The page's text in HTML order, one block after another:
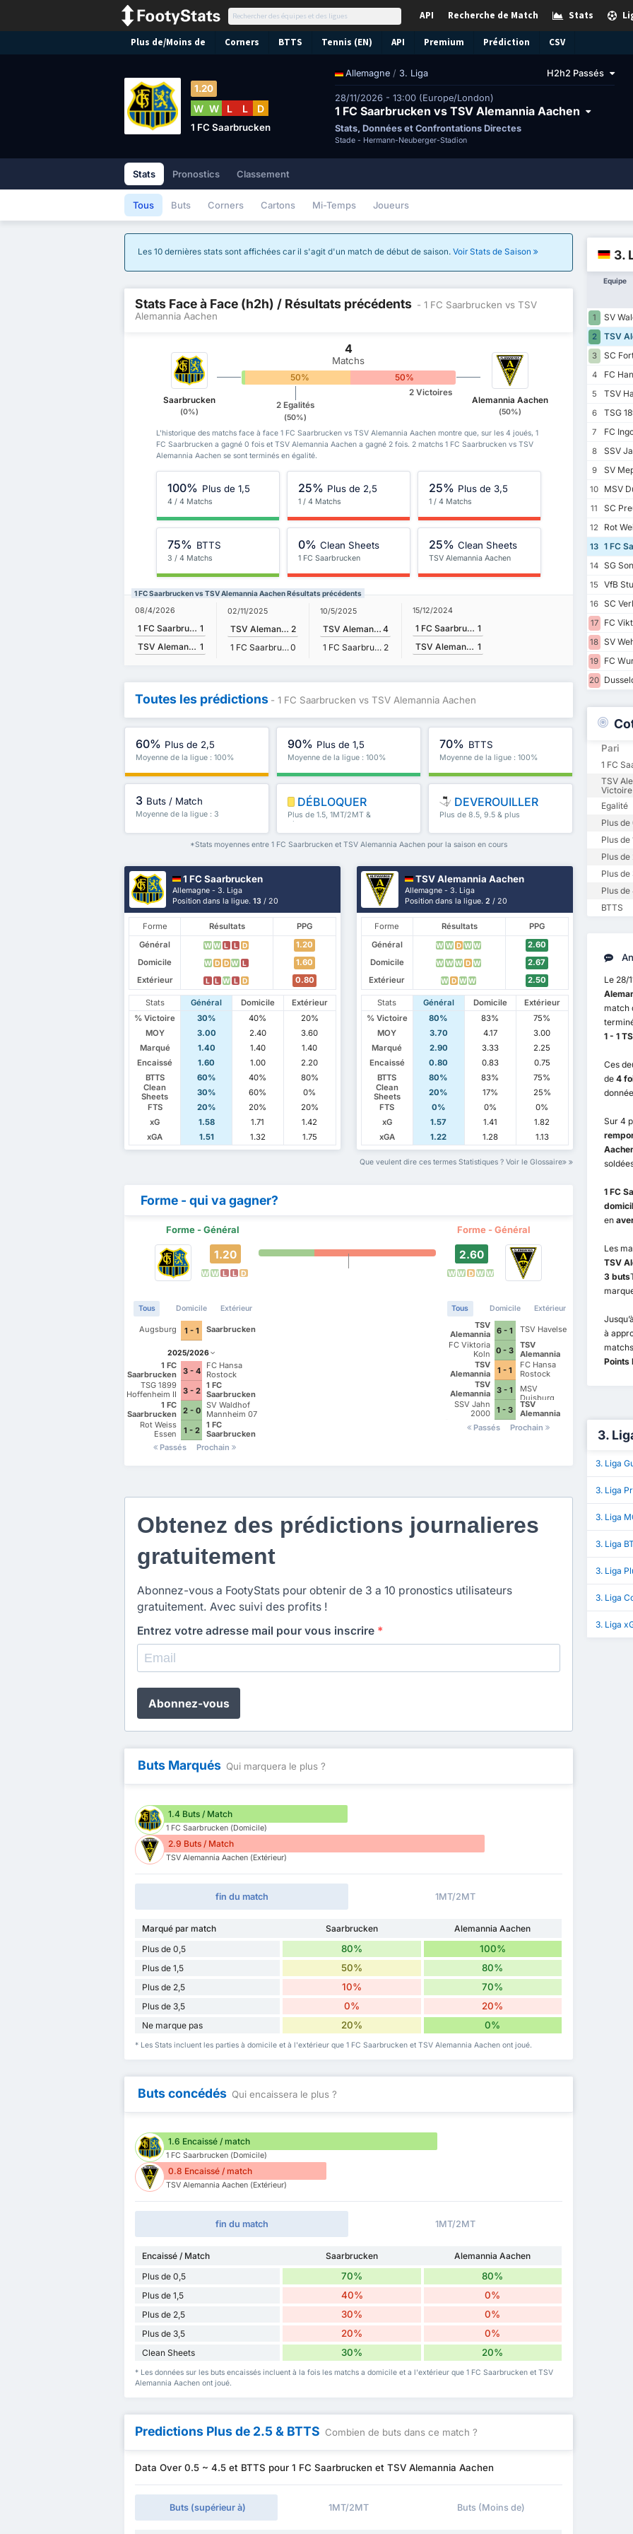
Stats
Recherche de Match
API
Plus de/Moins de Corners BTTS Tennis (EN) API Premium Prédiction CSV
Allemagne / 3. Liga H2h2 Passés
28/11/2026 - 13:00 (Europe/London)
1 FC Saarbrucken vs TSV Alemannia Aachen
Stats, Données et Confrontations Directes
Stade - Hermann-Neuberger-Stadion
1.20
W W L L D
1 FC Saarbrucken
Stats Pronostics Classement
Tous Buts Corners Cartons Mi-Temps Joueurs
Les 10 dernières stats sont affichées car il s'agit d'un match de début de saison. Voir Stats de Saison
Stats Face à Face (h2h) / Résultats précédents - 1 FC Saarbrucken vs TSV
Alemannia Aachen
Saarbrucken
(0%)
4
Matchs
50% 50%
2 Egalités
(50%)
2 Victoires
Alemannia Aachen
(50%)
L'historique des matchs face à face 1 FC Saarbrucken vs TSV Alemannia Aachen montre que, sur les 4 joués, 1
FC Saarbrucken a gagné 0 fois et TSV Alemannia Aachen a gagné 2 fois. 2 matchs 1 FC Saarbrucken vs TSV
Alemannia Aachen se sont terminés en égalité.
100% Plus de 1,5
4 / 4 Matchs
25% Plus de 2,5
1 / 4 Matchs
25% Plus de 3,5
1 / 4 Matchs
75% BTTS
3 / 4 Matchs
0% Clean Sheets
1 FC Saarbrucken
25% Clean Sheets
TSV Alemannia Aachen
1 FC Saarbrucken vs TSV Alemannia Aachen Résultats précédents
08/4/2026
1 FC Saarbrucken 1
TSV Alemannia Aachen 1
02/11/2025
TSV Alemannia Aachen 2
1 FC Saarbrucken 0
10/5/2025
TSV Alemannia Aachen 4
1 FC Saarbrucken 2
15/12/2024
1 FC Saarbrucken 1
TSV Alemannia Aachen 1
Toutes les prédictions - 1 FC Saarbrucken vs TSV Alemannia Aachen
60% Plus de 2,5
Moyenne de la ligue : 100%
90% Plus de 1,5
Moyenne de la ligue : 100%
70% BTTS
Moyenne de la ligue : 100%
3 Buts / Match
Moyenne de la ligue : 3
DÉBLOQUER
Plus de 1.5, 1MT/2MT &
plus
DEVEROUILLER
Plus de 8.5, 9.5 & plus
*Stats moyennes entre 1 FC Saarbrucken et TSV Alemannia Aachen pour la saison en cours
1 FC Saarbrucken
Allemagne - 3. Liga
Position dans la ligue.13 / 20
Forme Résultats
PPG
Général
W W L L D
1.20
Domicile
W D D W L
1.60
Extérieur
L L W L D 0.80
Stats Général Domicile
Extérieur
% Victoire
30% 40%
20%
MOY
3.00 2.40
3.60
Marqué
1.40 1.40
1.40
Encaissé
1.60 1.00
2.20
BTTS
60% 40%
80%
Clean
Sheets
30% 60%
0%
FTS
20% 20%
20%
xG
1.58 1.71
1.42
xGA
1.51 1.32 1.75
TSV Alemannia Aachen
Allemagne - 3. Liga
Position dans la ligue.2 / 20
Forme Résultats
PPG
Général
W W D W W
2.60
Domicile
W W W D W
2.67
Extérieur
W D W W 2.50
Stats Général Domicile
Extérieur
% Victoire
80% 83%
75%
MOY
3.70 4.17
3.00
Marqué
2.90 3.33
2.25
Encaissé
0.80 0.83
0.75
BTTS
80% 83%
75%
Clean
Sheets
20% 17%
25%
FTS
0% 0%
0%
xG
1.57 1.41
1.82
xGA
1.22 1.28 1.13
Que veulent dire ces termes Statistiques ? Voir le Glossaire
Forme - qui va gagner?
Forme - Général Forme - Général
1.20
W W L L D
Tous Domicile Extérieur
Augsburg 1 - 1 Saarbrucken
2025/2026
1 FC
Saarbrucken
3 - 4
FC Hansa
Rostock
TSG 1899
Hoffenheim II
3 - 2
1 FC
Saarbrucken
1 FC
Saarbrucken
2 - 0
SV Waldhof
Mannheim 07
Rot Weiss
Essen
1 - 2
1 FC
Saarbrucken
Passés
Prochain
2.60
W W D W W
Tous Domicile Extérieur
TSV
Alemannia
Aachen
6 - 1
TSV Havelse
FC Viktoria
Koln
0 - 3
TSV
Alemannia
Aachen
TSV
Alemannia
Aachen
1 - 1
FC Hansa
Rostock
TSV
Alemannia
Aachen
3 - 1
MSV
Duisburg
SSV Jahn
2000
Regensburg
1 - 3
TSV
Alemannia
Aachen
Passés Prochain
Obtenez des prédictions journalieres
gratuitement
Abonnez-vous a FootyStats pour obtenir de 3 a 10 pronostics utilisateurs
gratuitement. Avec suivi des profits !
Entrez votre adresse mail pour vous inscrire *
Abonnez-vous
Buts Marqués Qui marquera le plus ?
1.4 Buts / Match
1 FC Saarbrucken (Domicile)
2.9 Buts / Match
TSV Alemannia Aachen (Extérieur)
fin du match 1MT/2MT
Marqué par match Saarbrucken
Alemannia Aachen
Plus de 0,5
80% 100%
Plus de 1,5 50% 80%
Plus de 2,5 10% 70%
Plus de 3,5 0% 20%
Ne marque pas 20% 0%
* Les Stats incluent les parties à domicile et à l'extérieur que 1 FC Saarbrucken et TSV Alemannia Aachen ont joué.
Buts concédés Qui encaissera le plus ?
1.6 Encaissé / match
1 FC Saarbrucken (Domicile)
0.8 Encaissé / match
TSV Alemannia Aachen (Extérieur)
fin du match 1MT/2MT
Encaissé / Match Saarbrucken
Alemannia Aachen
Plus de 0,5
70% 80%
Plus de 1,5 40% 0%
Plus de 2,5 30% 0%
Plus de 3,5 20% 0%
Clean Sheets 30% 20%
* Les données sur les buts encaissés incluent à la fois les matchs a domicile et a l'extérieur que 1 FC Saarbrucken et TSV
Alemannia Aachen ont joué.
Predictions Plus de 2.5 & BTTS Combien de buts dans ce match ?
Data Over 0.5 ~ 4.5 et BTTS pour 1 FC Saarbrucken et TSV Alemannia Aachen
Buts (supérieur à) 1MT/2MT Buts (Moins de)
3.
Equipe
1 SV
2
TSV
3
SC
4
FC
5
TSV
6
TSG
7
FC
8
SSV
9
SV
10
MSV
11
SC
12
Rot
13 1 FC
14 SG
15
VfB
16 SC
17
FC
18 SV
19
FC
20
Pari
1 FC
TSV
Victoire
Egalité
Plus de
Plus de
Plus de
Plus de
Plus de
BTTS
Le 28/
match
1 - 1
Ces
de 4
Sur 4
1 FC
en
Les
TSV
3 buts
à
Points
3.
3. Liga
3. Liga
3. Liga
3. Liga
3. Liga
3. Liga
3. Liga